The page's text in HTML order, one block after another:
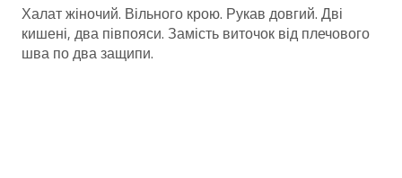
Халат жіночий. Вільного крою. Рукав довгий. Дві
кишені, два півпояси. Замість виточок від плечового
шва по два защипи.